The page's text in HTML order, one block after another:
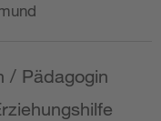
/ Pädagogin